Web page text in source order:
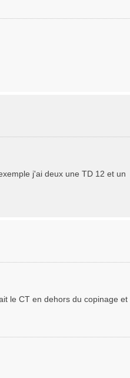
j'ai deux une TD 12 et un
le CT en dehors du copinage et